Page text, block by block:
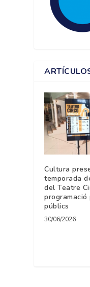
Cultura
temporada
del Teatre
públics
30/06/2026